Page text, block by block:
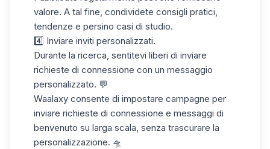
valore. A tal fine, condividete consigli pratici,
tendenze e persino casi di studio.
4️⃣ Inviare inviti personalizzati.
Durante la ricerca, sentitevi liberi di inviare
richieste di connessione con un messaggio
personalizzato. 💬
Waalaxy consente di impostare campagne per
inviare richieste di connessione e messaggi di
benvenuto su larga scala, senza trascurare la
personalizzazione. 🛸